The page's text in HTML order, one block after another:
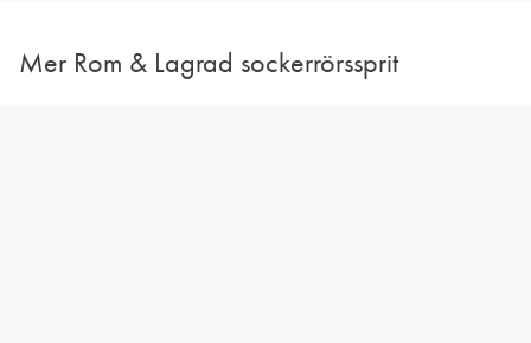
Mer Rom & Lagrad sockerrörssprit